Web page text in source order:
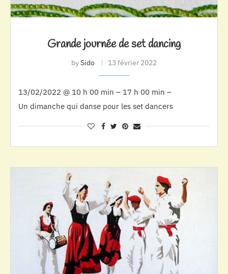
Grande journée de set dancing
bySido 13 février 2022
13/02/2022 @ 10 h 00 min – 17 h 00 min –
Un dimanche qui danse pour les set dancers